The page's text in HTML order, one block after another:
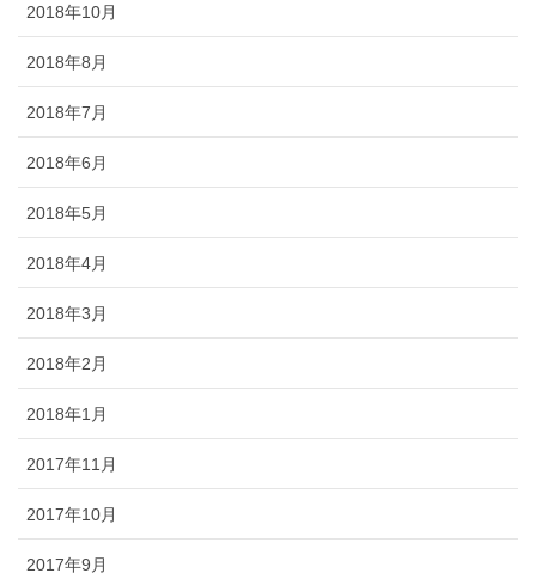
2018年10月
2018年8月
2018年7月
2018年6月
2018年5月
2018年4月
2018年3月
2018年2月
2018年1月
2017年11月
2017年10月
2017年9月